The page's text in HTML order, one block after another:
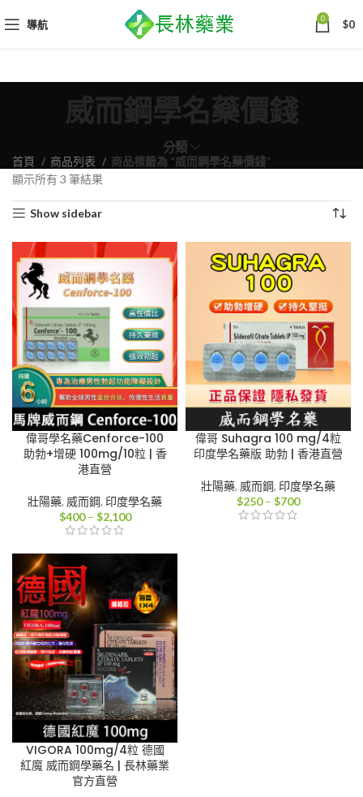
導航 0 $0
威而鋼學名藥價錢
分類
首頁 商品列表
商品標籤為 “威而鋼學名藥價錢”
顯示所有 3 筆結果
排
Show sidebar
偉哥學名藥Cenforce-100
助勃+增硬 100mg/10粒 | 香
港直營
壯陽藥, 威而鋼, 印度學名藥
$400 – $2,100價
$400
到
$2,100
偉哥 Suhagra 100 mg/4粒
印度學名藥版 助勃 | 香港直營
壯陽藥, 威而鋼, 印度學名藥
$250 – $700價
VIGORA 100mg/4粒 德國
紅魔 威而鋼學藥名 | 長林藥業
官方直營